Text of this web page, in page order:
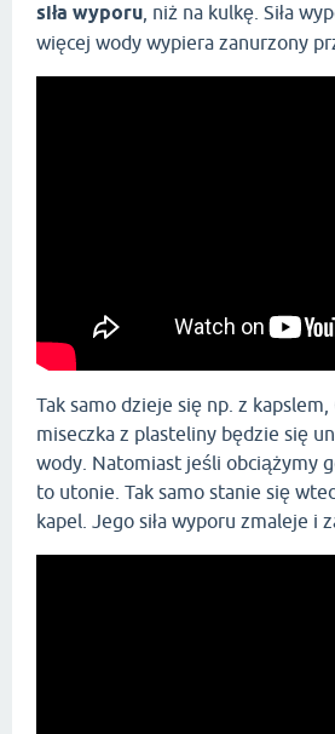
siła wyporu , niż na kulkę. Siła
więcej wody wypiera zanurzony
Tak samo dzieje się np. z
miseczka z plasteliny będzie się
wody. Natomiast jeśli obciążymy
to utonie. Tak samo stanie się
kapel. Jego siła wyporu zmaleje i